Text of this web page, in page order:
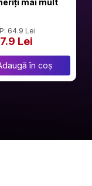
64.9 Lei
Lei
în coș